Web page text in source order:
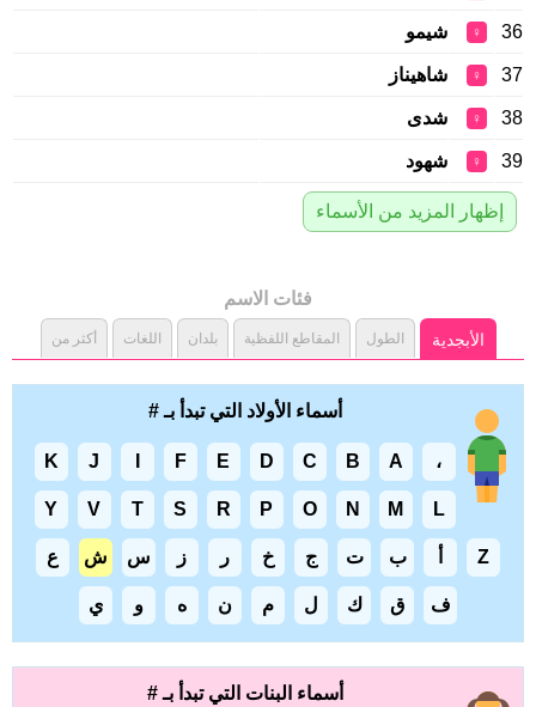
36
♀ شيمو
37
♀ شاهيناز
38
♀ شدى
39
♀ شهود
إظهار المزيد من الأسماء
فئات الاسم
الأبجدية الطول المقاطع اللفظية بلدان اللغات أكثر من
أسماء الأولاد التي تبدأ بـ #
، A
B
C
D
E
F
J
K
L
M
N
O
P
R
S
T
V
Y
Z ب ت ج خ ر ز س ش ع
ف ق ك ل م ن ه و ي
أسماء البنات التي تبدأ بـ #